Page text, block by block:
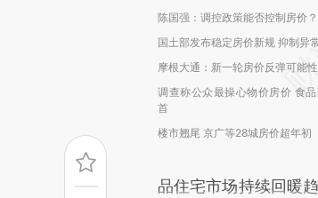
陈国强：调控政策能否控制房价？
国土部发布稳定房价新规 抑制异
摩根大通：新一轮房价反弹可能
调查称公众最操心物价房价 食
首
楼市翘尾 京广等28城房价超年初
品住宅市场持续回暖